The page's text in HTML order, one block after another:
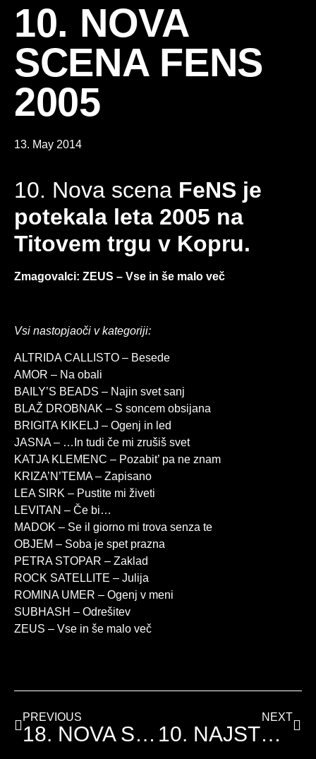
10. NOVA
SCENA FENS
2005
13. May 2014
10. Nova scena FeNS je
potekala leta 2005 na
Titovem trgu v Kopru.
Zmagovalci: ZEUS – Vse in še malo več
Vsi nastopjaoči v kategoriji:
ALTRIDA CALLISTO – Besede
AMOR – Na obali
BAILY’S BEADS – Najin svet sanj
BLAŽ DROBNAK – S soncem obsijana
BRIGITA KIKELJ – Ogenj in led
JASNA – …In tudi če mi zrušiš svet
KATJA KLEMENC – Pozabit’ pa ne znam
KRIZA’N’TEMA – Zapisano
LEA SIRK – Pustite mi živeti
LEVITAN – Če bi…
MADOK – Se il giorno mi trova senza te
OBJEM – Soba je spet prazna
PETRA STOPAR – Zaklad
ROCK SATELLITE – Julija
ROMINA UMER – Ogenj v meni
SUBHASH – Odrešitev
ZEUS – Vse in še malo več
PREVIOUS
18. NOVA SCENA FENS 2013
NEXT
10. NAJSTNIŠKI FENS 2005